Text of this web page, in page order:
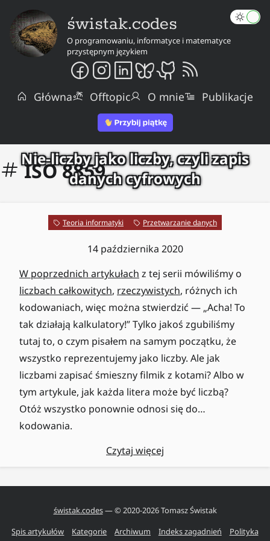
świstak.codes
O programowaniu, informatyce i matematyce
przystępnym językiem
Główna Offtopic O mnie Publikacje
ISO 8859
Nie-liczby jako liczby, czyli zapis
danych cyfrowych
Teoria informatyki Przetwarzanie danych
14 października 2020
W poprzednich artykułach z tej serii mówiliśmy o
liczbach całkowitych, rzeczywistych, różnych ich
kodowaniach, więc można stwierdzić — „Acha! To
tak działają kalkulatory!” Tylko jakoś zgubiliśmy
tutaj to, o czym pisałem na samym początku, że
wszystko reprezentujemy jako liczby. Ale jak
liczbami zapisać śmieszny filmik z kotami? Albo w
tym artykule, jak każda litera może być liczbą?
Otóż wszystko ponownie odnosi się do…
kodowania.
Czytaj więcej
świstak.codes— © 2020-2026Tomasz Świstak
Spis artykułów
Kategorie Archiwum Indeks zagadnień
Polityka